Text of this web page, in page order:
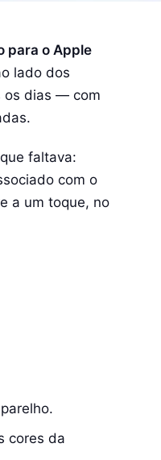
para o Apple
lado dos
os dias — com
faltava:
com o
a um toque, no
cores da